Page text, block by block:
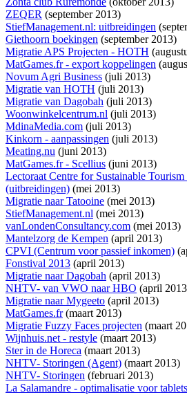
ZEQER (september 2013)
StiefManagement.nl: uitbreidingen
Giethoorn boekingen (september 2013)
Migratie APS Projecten - HOTH
MatGames.fr - export koppelingen
Novum Agri Business (juli 2013)
Migratie van HOTH (juli 2013)
Migratie van Dagobah (juli 2013)
Woonwinkelcentrum.nl (juli 2013)
MdinaMedia.com (juli 2013)
Kinkorn - aanpassingen (juli 2013)
Meating.nu (juni 2013)
MatGames.fr - Scellius (juni 2013)
Lectoraat Centre for Sustainable Tourism
(uitbreidingen) (mei 2013)
Migratie naar Tatooine (mei 2013)
StiefManagement.nl (mei 2013)
vanLondenConsultancy.com (mei 2013)
Mantelzorg de Kempen (april 2013)
CPVI (Centrum voor passief inkomen)
Fonstival 2013 (april 2013)
Migratie naar Dagobah (april 2013)
NHTV- van VWO naar HBO (april
Migratie naar Mygeeto (april 2013)
MatGames.fr(maart 2013)
Migratie Fuzzy Faces projecten (maart
Wijnhuis.net - restyle (maart 2013)
Ster in de Horeca (maart 2013)
NHTV- Storingen (Agent) (maart 2013)
NHTV- Storingen (februari 2013)
La Salamandre - optimalisatie voor tablets